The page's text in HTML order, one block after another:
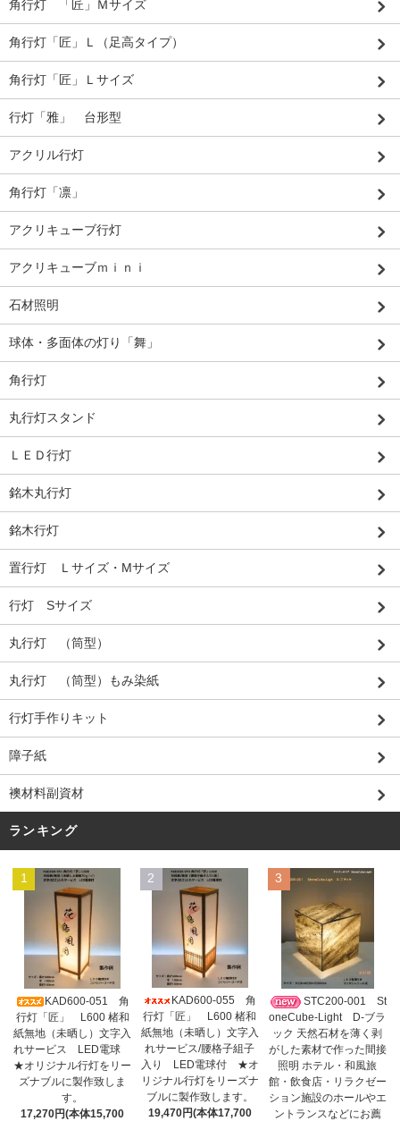
角行灯 「匠」Ｍサイズ
角行灯「匠」Ｌ（足高タイプ）
角行灯「匠」Ｌサイズ
行灯「雅」 台形型
アクリル行灯
角行灯「凛」
アクリキューブ行灯
アクリキューブｍｉｎｉ
石材照明
球体・多面体の灯り「舞」
角行灯
丸行灯スタンド
ＬＥＤ行灯
銘木丸行灯
銘木行灯
置行灯 Ｌサイズ・Mサイズ
行灯 Sサイズ
丸行灯 （筒型）
丸行灯 （筒型）もみ染紙
行灯手作りキット
障子紙
襖材料副資材
ランキング
1
KAD600-051 角
行灯「匠」 L600 楮和
紙無地（未晒し）文字入
れサービス LED電球
★オリジナル行灯をリー
ズナブルに製作致しま
す。
17,270円(本体15,700
2
KAD600-055 角
行灯「匠」 L600 楮和
紙無地（未晒し）文字入
れサービス/腰格子組子
入り LED電球付 ★オ
リジナル行灯をリーズナ
ブルに製作致します。
19,470円(本体17,700
3
STC200-001 St
oneCube-Light D-ブラ
ック 天然石材を薄く剥
がした素材で作った間接
照明 ホテル・和風旅
館・飲食店・リラクゼー
ション施設のホールやエ
ントランスなどにお薦